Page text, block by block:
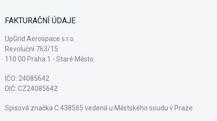
FAKTURAČNÍ ÚDAJE
UpGrid Aerospace s.r.o.
Revoluční 763/15
110 00 Praha 1 - Staré Město
IČO: 24085642
DIČ: CZ24085642
Spisová značka C 438565 vedená u Městského soudu v Praze